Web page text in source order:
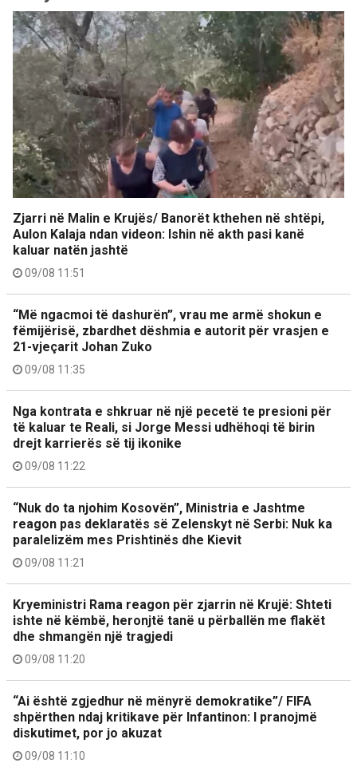
Zjarri në Malin e Krujës/ Banorët kthehen në shtëpi,
Aulon Kalaja ndan videon: Ishin në akth pasi kanë
kaluar natën jashtë
09/08 11:51
“Më ngacmoi të dashurën”, vrau me armë shokun e
fëmijërisë, zbardhet dëshmia e autorit për vrasjen e
21-vjeçarit Johan Zuko
09/08 11:35
Nga kontrata e shkruar në një pecetë te presioni për
të kaluar te Reali, si Jorge Messi udhëhoqi të birin
drejt karrierës së tij ikonike
09/08 11:22
“Nuk do ta njohim Kosovën”, Ministria e Jashtme
reagon pas deklaratës së Zelenskyt në Serbi: Nuk ka
paralelizëm mes Prishtinës dhe Kievit
09/08 11:21
Kryeministri Rama reagon për zjarrin në Krujë: Shteti
ishte në këmbë, heronjtë tanë u përballën me flakët
dhe shmangën një tragjedi
09/08 11:20
“Ai është zgjedhur në mënyrë demokratike”/ FIFA
shpërthen ndaj kritikave për Infantinon: I pranojmë
diskutimet, por jo akuzat
09/08 11:10